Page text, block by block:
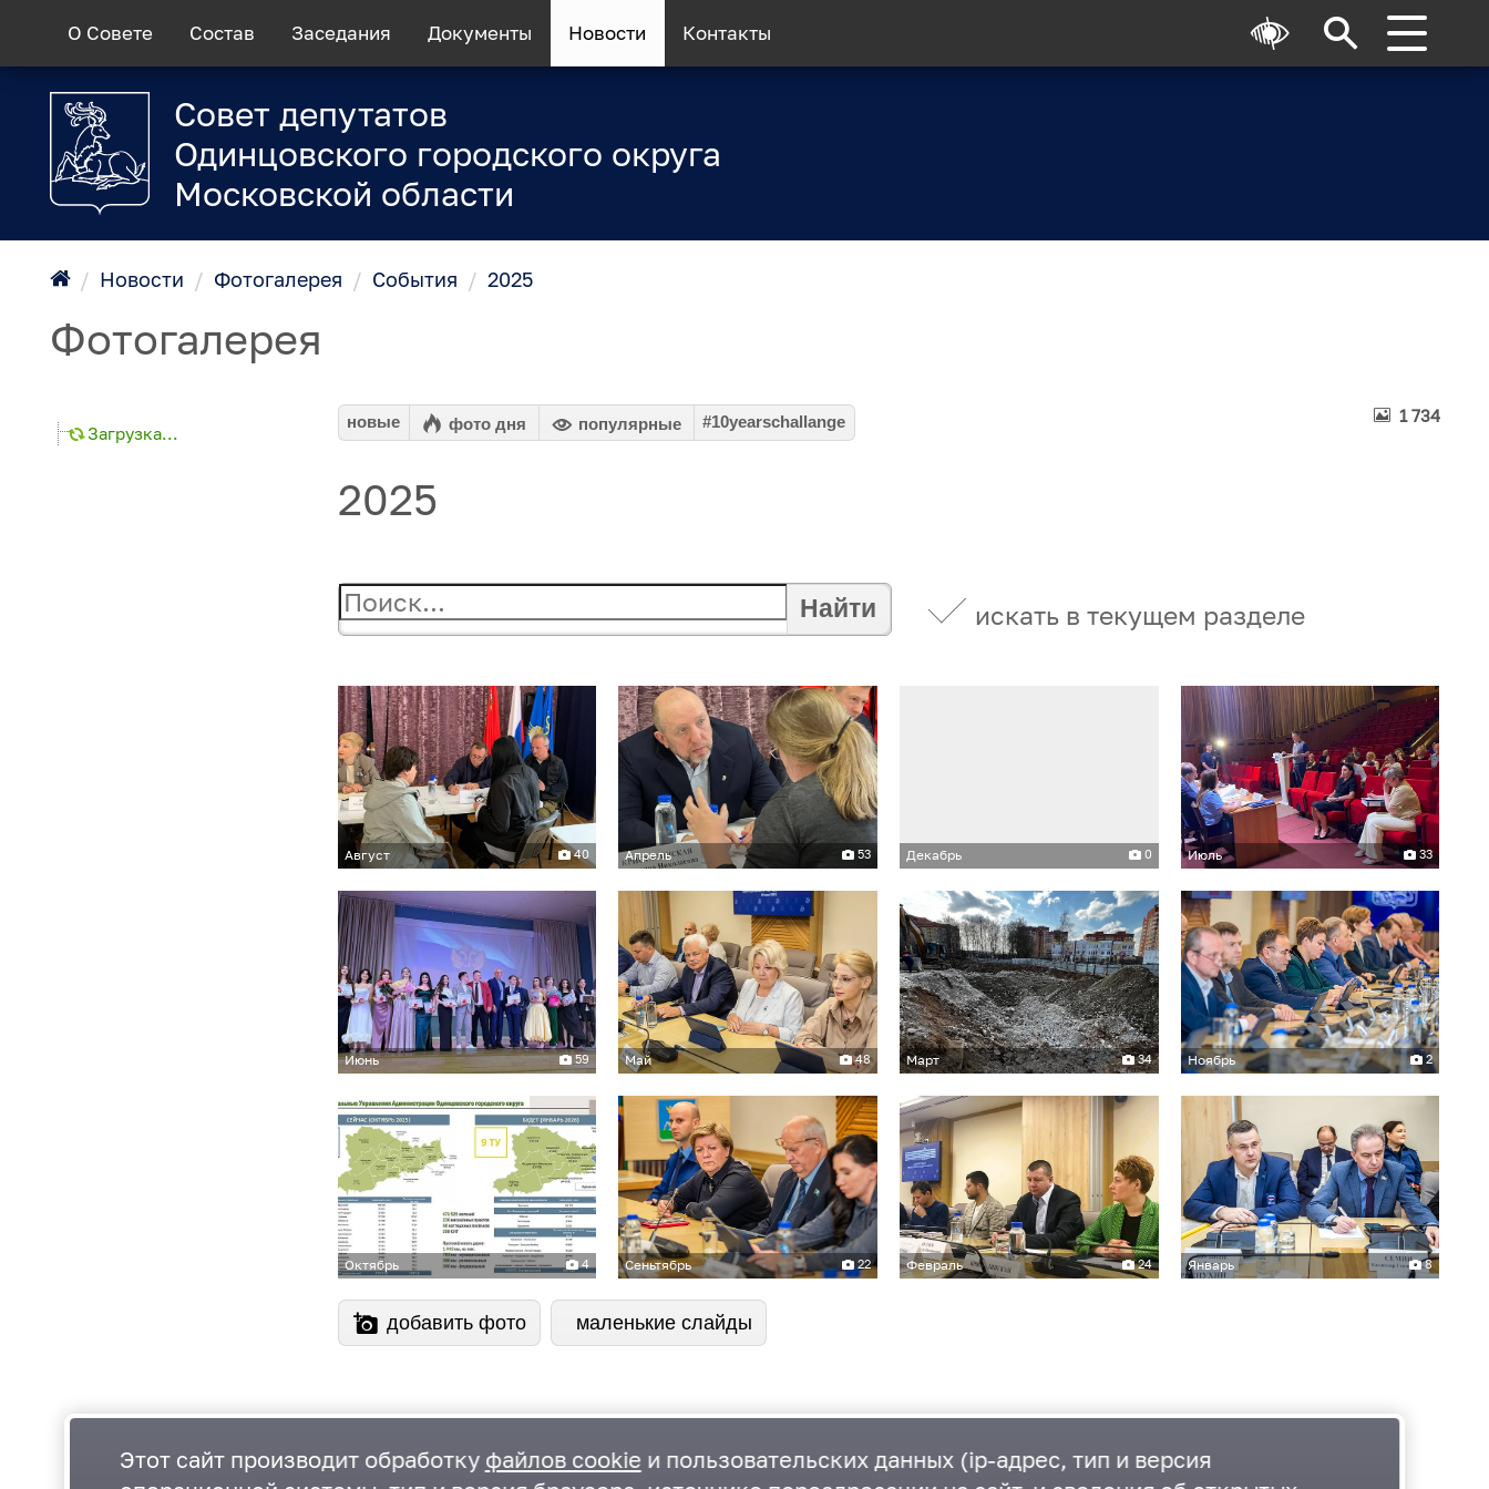
О Совете Состав Заседания Документы Новости Контакты
Совет депутатов
Одинцовского городского округа
Московской области
/ Новости / Фотогалерея / События / 2025
Фотогалерея
Загрузка...
1 734
новые фото дня популярные #10yearschallange
2025
Найти искать в текущем разделе
40
Август 53
Апрель 0
Декабрь 33
Июль
59
Июнь 48
Май 34
Март 2
Ноябрь
4
Октябрь 22
Сеньтябрь 24
Февраль 8
Январь
добавить фото маленькие слайды
Этот сайт производит обработку файлов cookieи пользовательских данных (ip-адрес, тип и версия